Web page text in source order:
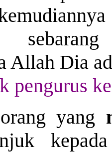
Allah Dia
pengurus
yang